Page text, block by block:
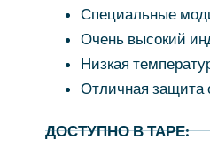
Специальные
Очень высокий
Низкая
Отличная защита
ДОСТУПНО В ТАРЕ: